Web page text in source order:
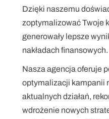
Dzięki naszemu
zoptymalizować Twoje
generowały lepsze
nakładach finansowych.
Nasza agencja oferuje
optymalizacji kampanii
aktualnych działań,
wdrożenie nowych